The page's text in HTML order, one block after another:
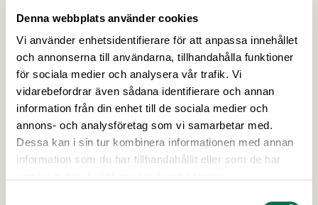
Denna webbplats använder cookies
Vi använder enhetsidentifierare för att anpassa innehållet
och annonserna till användarna, tillhandahålla funktioner
för sociala medier och analysera vår trafik. Vi
vidarebefordrar även sådana identifierare och annan
information från din enhet till de sociala medier och
annons- och analysföretag som vi samarbetar med.
Dessa kan i sin tur kombinera informationen med annan
information som du har tillhandahållit eller som de har
För att frivilliga åtagande och andra insatser för bra
matvanor ska bidra till bättre folkhälsa och få största
möjliga effekt, behöver alla aktörer som producerar och
säljer mat och måltider arbeta åt samma håll. Här har
Livsmedelsverket ett givet ansvar och en viktig funktion
för att så sker genom ett samordningsforum som
inkluderar livsmedelsproducenter, dagligvaruhandel
och restaurangnäringen.